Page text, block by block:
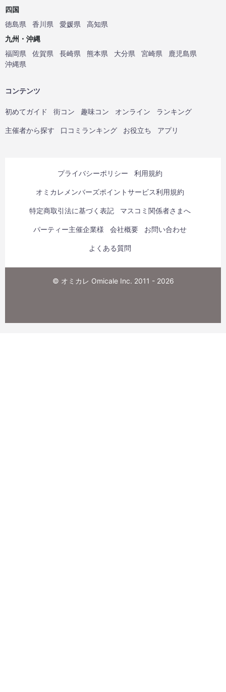
四国
徳島県
香川県 愛媛県
高知県
九州・沖縄
福岡県
佐賀県 長崎県 熊本県 大分県 宮崎県
鹿児島県
沖縄県
コンテンツ
初めてガイド 街コン 趣味コン オンライン ランキング
主催者から探す 口コミランキング お役立ち アプリ
プライバシーポリシー 利用規約
オミカレメンバーズポイントサービス利用規約
特定商取引法に基づく表記 マスコミ関係者さまへ
パーティー主催企業様 会社概要 お問い合わせ
よくある質問
© オミカレ Omicale Inc. 2011 - 2026